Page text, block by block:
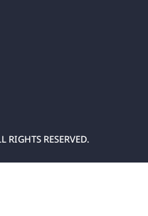
RESERVED.